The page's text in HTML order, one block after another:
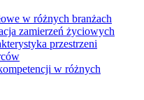
w różnych branżach
zamierzeń życiowych
przestrzeni
w różnych